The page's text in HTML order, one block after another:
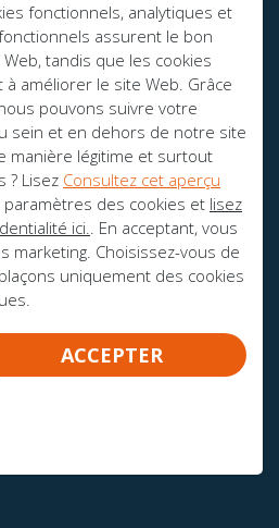
fonctionnels, analytiques et
assurent le bon
tandis que les cookies
améliorer le site Web. Grâce
pouvons suivre votre
sein et en dehors de notre site
manière légitime et surtout
? Lisez Consultez cet aperçu
des cookies et lisez
ici.. En acceptant, vous
marketing. Choisissez-vous de
uniquement des cookies
ACCEPTER